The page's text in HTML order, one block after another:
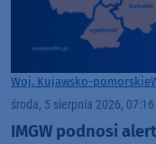
Woj. Kujawsko-pomorskie
środa, 5 sierpnia 2026, 07:16
IMGW podnosi